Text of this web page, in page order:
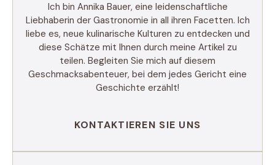
Ich bin Annika Bauer, eine leidenschaftliche
Liebhaberin der Gastronomie in all ihren Facetten. Ich
liebe es, neue kulinarische Kulturen zu entdecken und
diese Schätze mit Ihnen durch meine Artikel zu
teilen. Begleiten Sie mich auf diesem
Geschmacksabenteuer, bei dem jedes Gericht eine
Geschichte erzählt!
KONTAKTIEREN SIE UNS